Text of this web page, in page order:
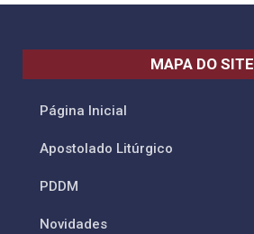
MAPA DO SITE
Página Inicial
Apostolado Litúrgico
PDDM
Novidades